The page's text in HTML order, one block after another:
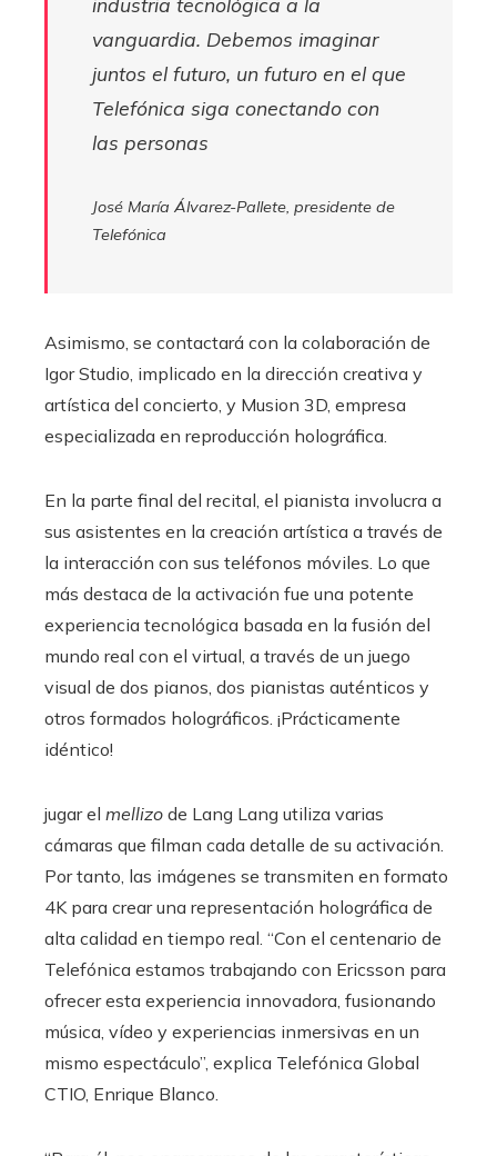
vanguardia. Debemos imaginar
juntos el futuro, un futuro en el que
Telefónica siga conectando con
las personas
José María Álvarez-Pallete, presidente de
Telefónica
Asimismo, se contactará con la colaboración de
Igor Studio, implicado en la dirección creativa y
artística del concierto, y Musion 3D, empresa
especializada en reproducción holográfica.
En la parte final del recital, el pianista involucra a
sus asistentes en la creación artística a través de
la interacción con sus teléfonos móviles. Lo que
más destaca de la activación fue una potente
experiencia tecnológica basada en la fusión del
mundo real con el virtual, a través de un juego
visual de dos pianos, dos pianistas auténticos y
otros formados holográficos. ¡Prácticamente
idéntico!
jugar el mellizo de Lang Lang utiliza varias
cámaras que filman cada detalle de su activación.
Por tanto, las imágenes se transmiten en formato
4K para crear una representación holográfica de
alta calidad en tiempo real. “Con el centenario de
Telefónica estamos trabajando con Ericsson para
ofrecer esta experiencia innovadora, fusionando
música, vídeo y experiencias inmersivas en un
mismo espectáculo”, explica Telefónica Global
CTIO, Enrique Blanco.